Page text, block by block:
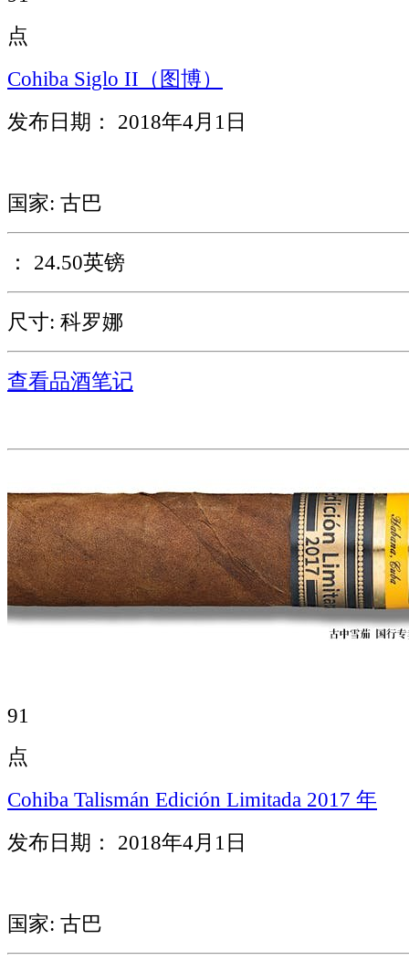
点
Cohiba Siglo II（图博）
发布日期： 2018年4月1日
国家: 古巴
： 24.50英镑
尺寸: 科罗娜
查看品酒笔记
91
点
Cohiba Talismán Edición Limitada 2017 年
发布日期： 2018年4月1日
国家: 古巴